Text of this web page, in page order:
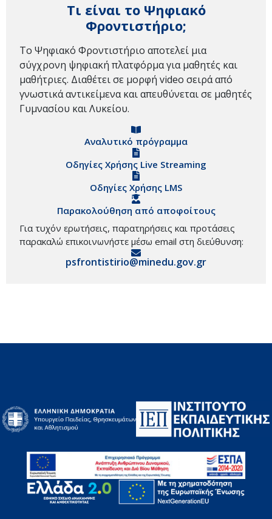
Τι είναι το Ψηφιακό
Φροντιστήριο;
Το Ψηφιακό Φροντιστήριο αποτελεί μια
σύγχρονη ψηφιακή πλατφόρμα για μαθητές και
μαθήτριες. Διαθέτει σε μορφή video σειρά από
γνωστικά αντικείμενα και απευθύνεται σε μαθητές
Γυμνασίου και Λυκείου.
Αναλυτικό πρόγραμμα
Οδηγίες Χρήσης Live Streaming
Οδηγίες Χρήσης LMS
Παρακολούθηση από αποφοίτους
Για τυχόν ερωτήσεις, παρατηρήσεις και προτάσεις
παρακαλώ επικοινωνήστε μέσω email στη διεύθυνση:
psfrontistirio@minedu.gov.gr